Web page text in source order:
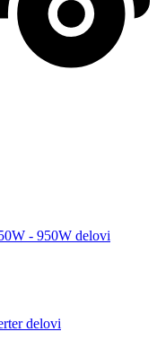
- 950W delovi
delovi